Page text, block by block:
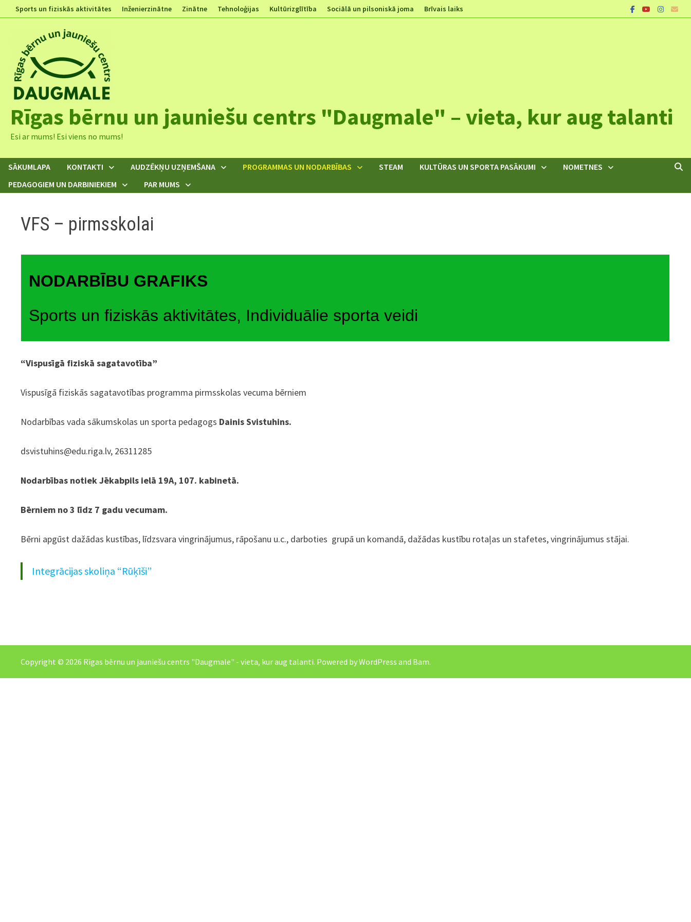
to
Sports un fiziskās aktivitātes Inženierzinātne Zinātne Tehnoloģijas Kultūrizglītība Sociālā un pilsoniskā joma Brīvais laiks
Rīgas bērnu un jauniešu centrs "Daugmale" – vieta, kur aug talanti
Esi ar mums! Esi viens no mums!
SĀKUMLAPA KONTAKTI AUDZĒKŅU UZŅEMŠANA PROGRAMMAS UN NODARBĪBAS STEAM KULTŪRAS UN SPORTA PASĀKUMI
NOMETNES
PEDAGOGIEM UN DARBINIEKIEM
PAR MUMS
VFS – pirmsskolai
NODARBĪBU GRAFIKS
Sports un fiziskās aktivitātes, Individuālie sporta veidi
“Vispusīgā fiziskā sagatavotība”
Vispusīgā fiziskās sagatavotības programma pirmsskolas vecuma bērniem
Nodarbības vada sākumskolas un sporta pedagogs Dainis Svistuhins.
dsvistuhins@edu.riga.lv, 26311285
Nodarbības notiek Jēkabpils ielā 19A, 107. kabinetā.
Bērniem no 3 līdz 7 gadu vecumam.
Bērni apgūst dažādas kustības, līdzsvara vingrinājumus, rāpošanu u.c., darboties grupā un komandā, dažādas kustību rotaļas un stafetes, vingrinājumus stājai.
Integrācijas skoliņa “Rūķīši”
Copyright © 2026 Rīgas bērnu un jauniešu centrs "Daugmale" - vieta, kur aug talanti. Powered byWordPress and Bam.